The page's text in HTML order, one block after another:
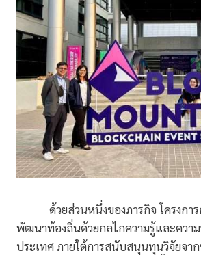
ด้วยส่วนหนึ่งของภารกิจ โครงการ
พัฒนาท้องถิ่นด้วยกลไกความรู้และควา
ประเทศ ภายใต้การสนับสนุนทุนวิจัยจา